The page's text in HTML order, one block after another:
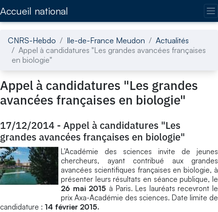
Accueil national
CNRS-Hebdo Ile-de-France Meudon
Actualités
Appel à candidatures "Les grandes avancées françaises
en biologie"
Appel à candidatures "Les grandes
avancées françaises en biologie"
17/12/2014 - Appel à candidatures "Les
grandes avancées françaises en biologie"
L’Académie des sciences invite de jeunes
chercheurs, ayant contribué aux grandes
avancées scientifiques françaises en biologie, à
présenter leurs résultats en séance publique, le
26 mai 2015 à Paris. Les lauréats recevront le
prix Axa-Académie des sciences. Date limite de
candidature : 14 février 2015.